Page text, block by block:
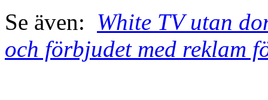
Se även: White TV utan
och förbjudet med reklam